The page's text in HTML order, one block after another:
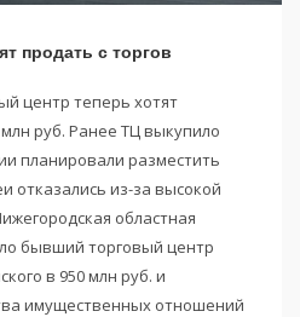
продать с торгов
центр теперь хотят
руб. Ранее ТЦ выкупило
планировали разместить
отказались из-за высокой
областная
бывший торговый центр
в 950 млн руб. и
имущественных отношений